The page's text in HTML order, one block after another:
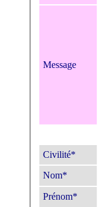
Message
Civilité*
Nom*
Prénom*